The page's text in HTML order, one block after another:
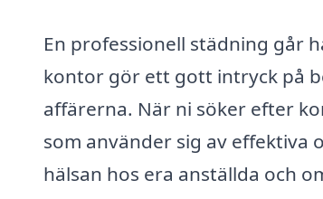
En professionell städning går
kontor gör ett gott intryck på
affärerna. När ni söker efter
som använder sig av effektiva
hälsan hos era anställda och